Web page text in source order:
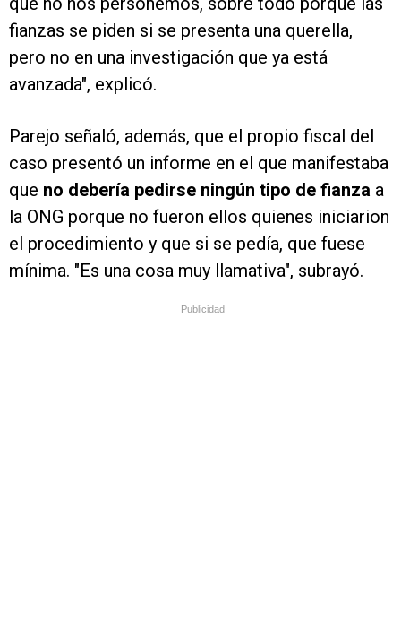
fianzas se piden si se presenta una querella,
pero no en una investigación que ya está
avanzada", explicó.
Parejo señaló, además, que el propio fiscal del
caso presentó un informe en el que manifestaba
que no debería pedirse ningún tipo de fianza a
la ONG porque no fueron ellos quienes iniciarion
el procedimiento y que si se pedía, que fuese
mínima. "Es una cosa muy llamativa", subrayó.
Publicidad